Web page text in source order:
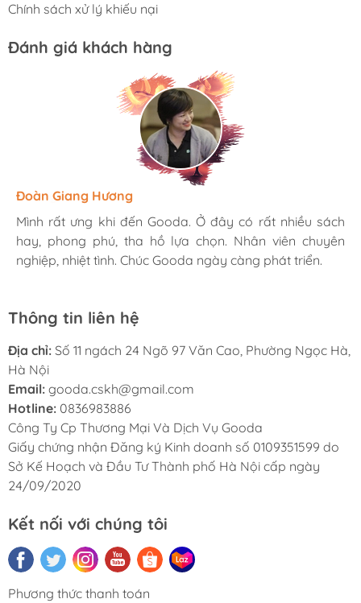
Chính sách xử lý khiếu nại
Đánh giá khách hàng
Hương Suri
Mình rất ưng khi đến Gooda. Ở đây có rất nhiều sách
hay, phong phú, tha hồ lựa chọn. Nhân viên chuyên
nghiệp, nhiệt tình. Chúc Gooda ngày càng phát triển.
Đoàn Giang Hương
Mình rất ưng khi đến Gooda. Ở đây có rất nhiều sách
hay, phong phú, tha hồ lựa chọn. Nhân viên chuyên
nghiệp, nhiệt tình. Chúc Gooda ngày càng phát triển.
Ngọc Anh
Mình rất ưng khi đến Gooda. Ở đây có rất nhiều sách
hay, phong phú, tha hồ lựa chọn. Nhân viên chuyên
nghiệp, nhiệt tình. Chúc Gooda ngày càng phát triển.
Thông tin liên hệ
Địa chỉ: Số 11 ngách 24 Ngõ 97 Văn Cao, Phường Ngọc Hà,
Hà Nội
Email: gooda.cskh@gmail.com
Hotline: 0836983886
Công Ty Cp Thương Mại Và Dịch Vụ Gooda
Giấy chứng nhận Đăng ký Kinh doanh số 0109351599 do
Sở Kế Hoạch và Đầu Tư Thành phố Hà Nội cấp ngày
24/09/2020
Kết nối với chúng tôi
Phương thức thanh toán